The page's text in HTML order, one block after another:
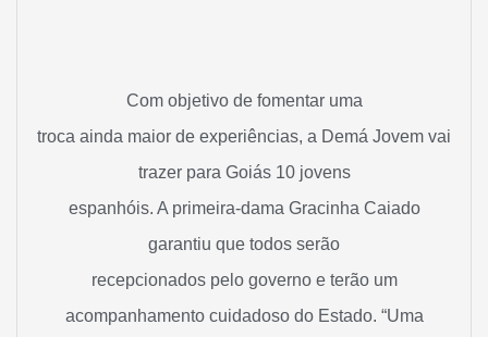
Com objetivo de fomentar uma
troca ainda maior de experiências, a Demá Jovem vai
trazer para Goiás 10 jovens
espanhóis. A primeira-dama Gracinha Caiado
garantiu que todos serão
recepcionados pelo governo e terão um
acompanhamento cuidadoso do Estado. “Uma